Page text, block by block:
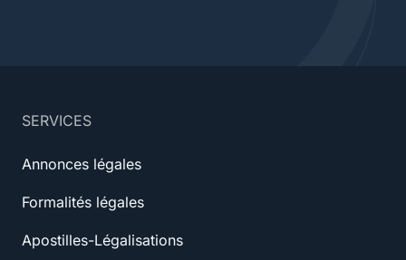
SERVICES
Annonces légales
Formalités légales
Apostilles-Légalisations